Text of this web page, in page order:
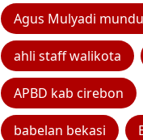
Agus Mulyadi
ahli staff walikota
APBD kab cirebon
babelan bekasi